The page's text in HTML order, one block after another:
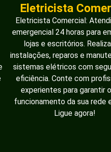
Eletricista
Eletricista Comercial:
emergencial 24 horas para
lojas e escritórios.
instalações, reparos e
sistemas elétricos com
eficiência. Conte com
experientes para garantir
funcionamento da sua rede
Ligue agora!